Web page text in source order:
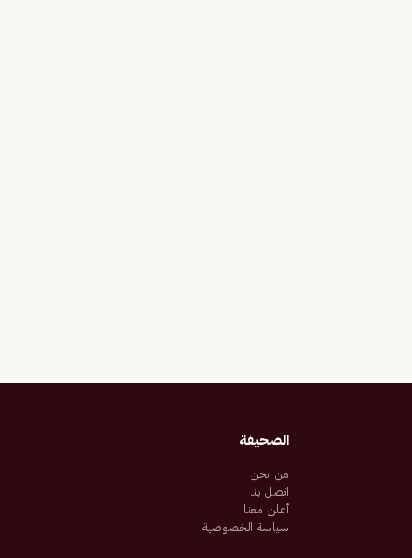
الصحيفة
من نحن
اتصل بنا
أعلن معنا
سياسة الخصوصية